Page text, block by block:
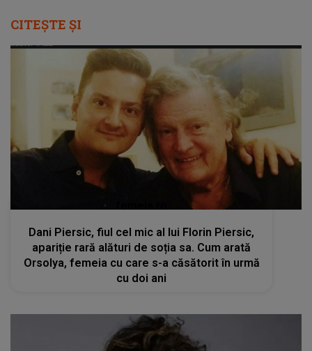
CITEȘTE ȘI
Dani Piersic, fiul cel mic al lui Florin Piersic,
apariție rară alături de soția sa. Cum arată
Orsolya, femeia cu care s-a căsătorit în urmă
cu doi ani